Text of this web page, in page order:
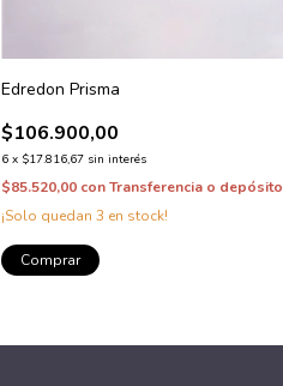
Edredon Prisma
$106.900,00
6 x $17.816,67 sin interés
$85.520,00 conTransferencia o depósito
¡Solo quedan 3 en stock!
Comprar